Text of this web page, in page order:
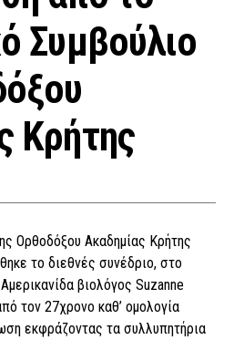
Συμβούλιο
Κρήτης
Ορθοδόξου Ακαδημίας Κρήτης
το διεθνές συνέδριο, στο
βιολόγος Suzanne
τον 27χρονο καθ’ ομολογία
εκφράζοντας τα συλλυπητήρια